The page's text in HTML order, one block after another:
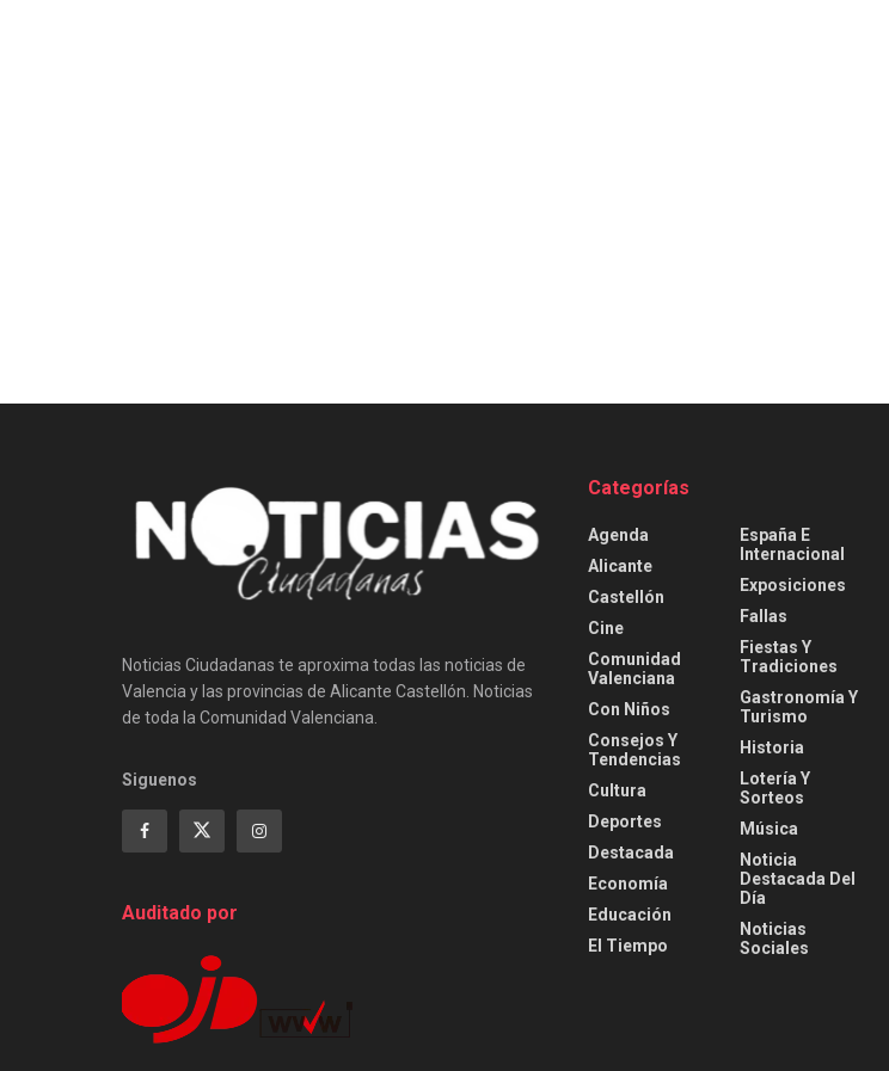
Noticias Ciudadanas te aproxima todas las noticias de
Valencia y las provincias de Alicante Castellón. Noticias
de toda la Comunidad Valenciana.
Siguenos
Auditado por
Categorías
Agenda
Alicante
Castellón
Cine
Comunidad
Valenciana
Con Niños
Consejos Y
Tendencias
Cultura
Deportes
Destacada
Economía
Educación
El Tiempo
España E
Internacional
Exposiciones
Fallas
Fiestas Y
Tradiciones
Gastronomía Y
Turismo
Historia
Lotería Y
Sorteos
Música
Noticia
Destacada Del
Día
Noticias
Sociales